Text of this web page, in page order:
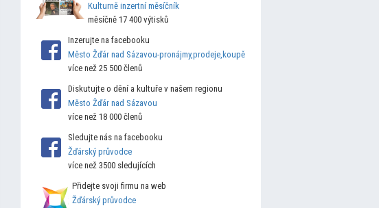
Kulturně inzertní měsíčník
měsíčně 17 400 výtisků
Inzerujte na facebooku
Město Žďár nad Sázavou-pronájmy,prodeje,koupě
více než 25 500 členů
Diskutujte o dění a kultuře v našem regionu
Město Žďár nad Sázavou
více než 18 000 členů
Sledujte nás na facebooku
Žďárský průvodce
více než 3500 sledujících
Přidejte svoji firmu na web
Žďárský průvodce